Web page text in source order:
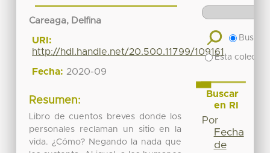
Careaga, Delfina
URI:
http://hdl.handle.net/20.500.11799/109161
Fecha: 2020-09
Resumen:
Libro de cuentos breves donde los
personales reclaman un sitio en la
vida. ¿Cómo? Negando la nada que
Buscar
Esta
Buscar
en RI
Por
Fecha
de